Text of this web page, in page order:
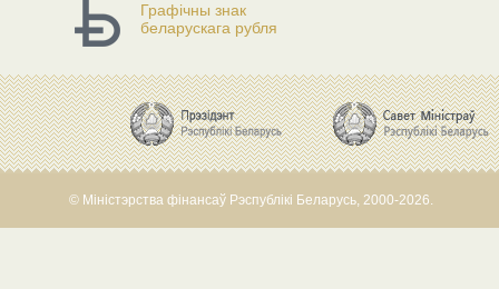
Графічны знак
беларускага рубля
© Міністэрства фінансаў Рэспублікі Беларусь, 2000-2026.